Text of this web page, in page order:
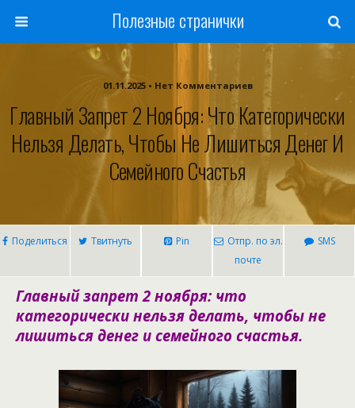
Полезные странички
01.11.2025 • Нет Комментариев
Главный Запрет 2 Ноября: Что Категорически
Нельзя Делать, Чтобы Не Лишиться Денег И
Семейного Счастья
Поделиться Твитнуть Pin
Отпр. по эл.
почте
SMS
Главный запрет 2 ноября: что
категорически нельзя делать, чтобы не
лишиться денег и семейного счастья.